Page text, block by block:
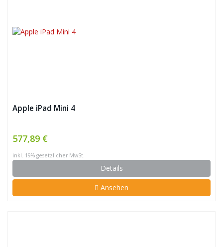
Apple iPad Mini 4
577,89 €
inkl. 19% gesetzlicher MwSt.
Details
Ansehen